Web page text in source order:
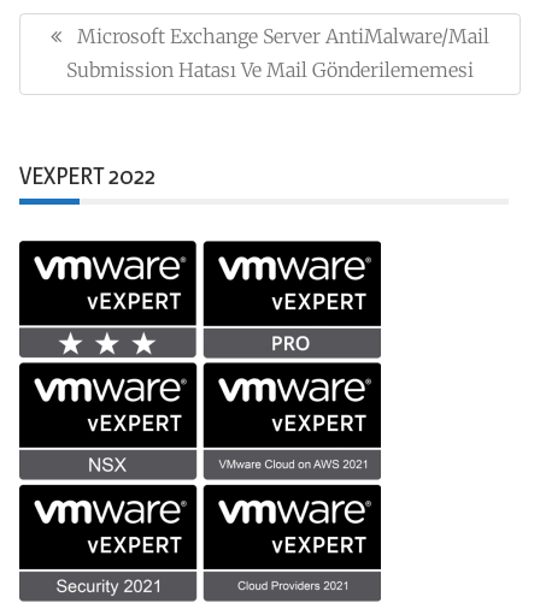
gezinmesiPrevious
Post:
Microsoft Exchange Server AntiMalware/Mail
Submission Hatası Ve Mail Gönderilememesi
VEXPERT 2022